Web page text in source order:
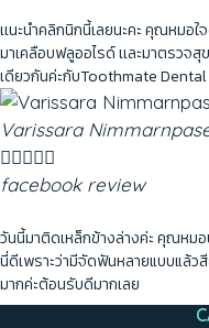
เเนะนำคลิกนิกนี้เลยนะคะ คุณหมอใ
มาเคลือบฟลูออไรด์ เเละมาตรว
เดียวกันค่ะกับToothmate
Varissara

facebook review
วันนี้มาติดเหล็กข้างล่างค่ะ คุณหม
นี่ดีเพราะว่ามีจัดฟันหลายแบบแล้ว
มากค่ะต้อนรับดีมากเลย